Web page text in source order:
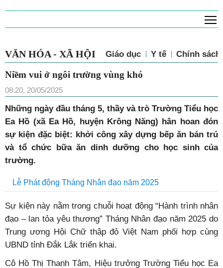
VĂN HÓA - XÃ HỘI Giáo dục Y tế Chính sách
Niềm vui ở ngôi trường vùng khó
08:20, 20/05/2025
Những ngày đầu tháng 5, thầy và trò Trường Tiểu học
Ea Hồ (xã Ea Hồ, huyện Krông Năng) hân hoan đón
sự kiện đặc biệt: khởi công xây dựng bếp ăn bán trú
và tổ chức bữa ăn dinh dưỡng cho học sinh của
trường.
Lễ Phát động Tháng Nhân đạo năm 2025
Sự kiện này nằm trong chuỗi hoạt động “Hành trình nhân
đạo – lan tỏa yêu thương” Tháng Nhân đạo năm 2025 do
Trung ương Hội Chữ thập đỏ Việt Nam phối hợp cùng
UBND tỉnh Đắk Lắk triển khai.
Cô Hồ Thị Thanh Tâm, Hiệu trưởng Trường Tiểu học Ea